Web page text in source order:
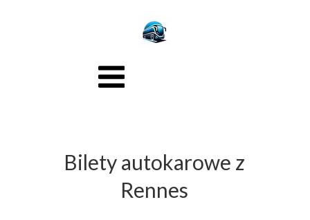
Bilety autokarowe z
Rennes